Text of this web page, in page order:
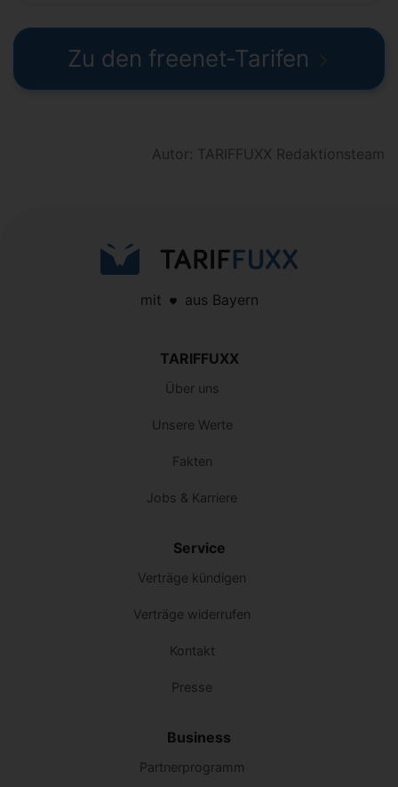
Zu den freenet-Tarifen
Autor: TARIFFUXX Redaktionsteam
mit aus Bayern
TARIFFUXX
Über uns
Unsere Werte
Fakten
Jobs & Karriere
Service
Verträge kündigen
Verträge widerrufen
Kontakt
Presse
Business
Partnerprogramm